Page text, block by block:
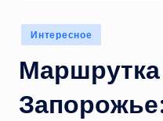
Опубликовано
в
Интересное